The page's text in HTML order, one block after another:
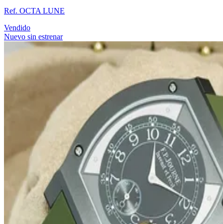
Ref. OCTA LUNE
Vendido
Nuevo sin estrenar